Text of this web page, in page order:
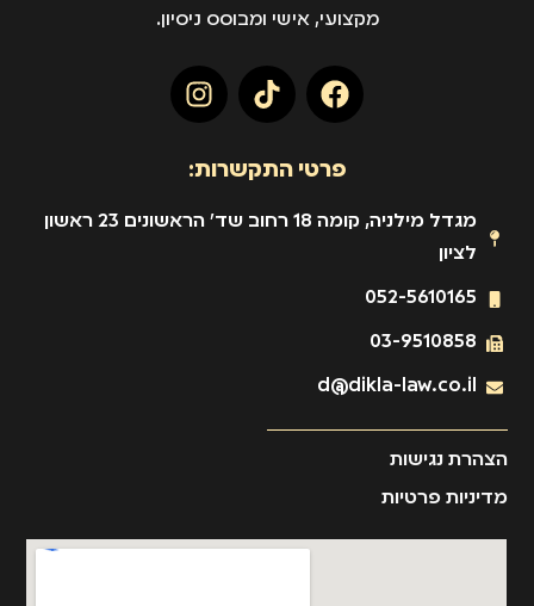
מקצועי, אישי ומבוסס ניסיון.
פרטי התקשרות:
מגדל מילניה, קומה 18 רחוב שד' הראשונים 23 ראשון
לציון
052-5610165
03-9510858
d@dikla-law.co.il
הצהרת נגישות
מדיניות פרטיות